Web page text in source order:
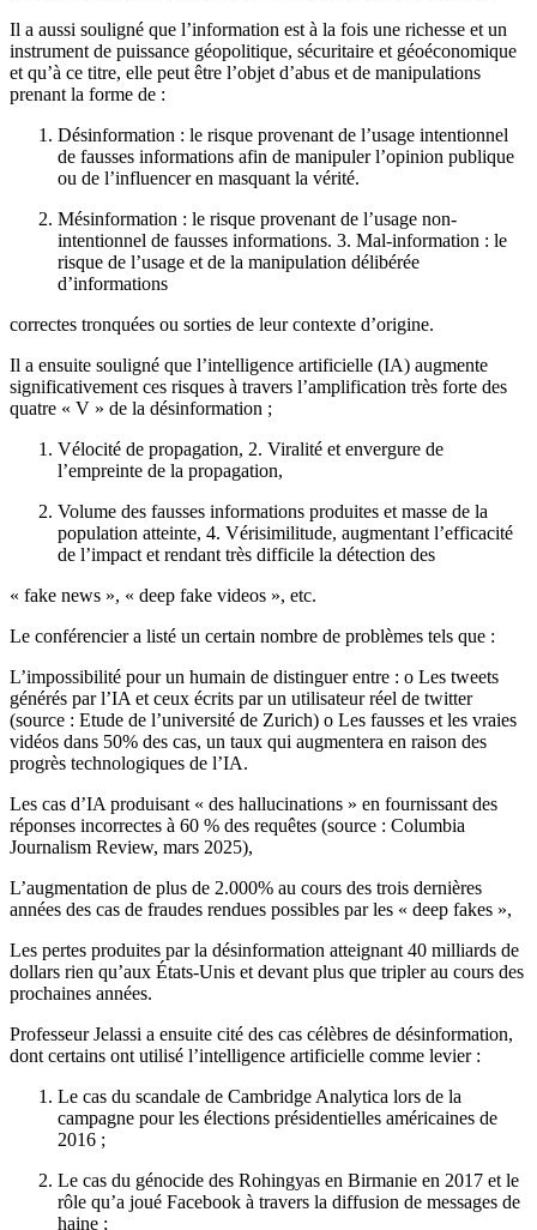
Il a aussi souligné que l’information est à la fois une richesse et un
instrument de puissance géopolitique, sécuritaire et géoéconomique
et qu’à ce titre, elle peut être l’objet d’abus et de manipulations
prenant la forme de :
Désinformation : le risque provenant de l’usage intentionnel
de fausses informations afin de manipuler l’opinion publique
ou de l’influencer en masquant la vérité.
Mésinformation : le risque provenant de l’usage non-
intentionnel de fausses informations. 3. Mal-information : le
risque de l’usage et de la manipulation délibérée
d’informations
correctes tronquées ou sorties de leur contexte d’origine.
Il a ensuite souligné que l’intelligence artificielle (IA) augmente
significativement ces risques à travers l’amplification très forte des
quatre « V » de la désinformation ;
Vélocité de propagation, 2. Viralité et envergure de
l’empreinte de la propagation,
Volume des fausses informations produites et masse de la
population atteinte, 4. Vérisimilitude, augmentant l’efficacité
de l’impact et rendant très difficile la détection des
« fake news », « deep fake videos », etc.
Le conférencier a listé un certain nombre de problèmes tels que :
L’impossibilité pour un humain de distinguer entre : o Les tweets
générés par l’IA et ceux écrits par un utilisateur réel de twitter
(source : Etude de l’université de Zurich) o Les fausses et les vraies
vidéos dans 50% des cas, un taux qui augmentera en raison des
progrès technologiques de l’IA.
Les cas d’IA produisant « des hallucinations » en fournissant des
réponses incorrectes à 60 % des requêtes (source : Columbia
Journalism Review, mars 2025),
L’augmentation de plus de 2.000% au cours des trois dernières
années des cas de fraudes rendues possibles par les « deep fakes »,
Les pertes produites par la désinformation atteignant 40 milliards de
dollars rien qu’aux États-Unis et devant plus que tripler au cours des
prochaines années.
Professeur Jelassi a ensuite cité des cas célèbres de désinformation,
dont certains ont utilisé l’intelligence artificielle comme levier :
Le cas du scandale de Cambridge Analytica lors de la
campagne pour les élections présidentielles américaines de
2016 ;
Le cas du génocide des Rohingyas en Birmanie en 2017 et le
rôle qu’a joué Facebook à travers la diffusion de messages de
haine ;